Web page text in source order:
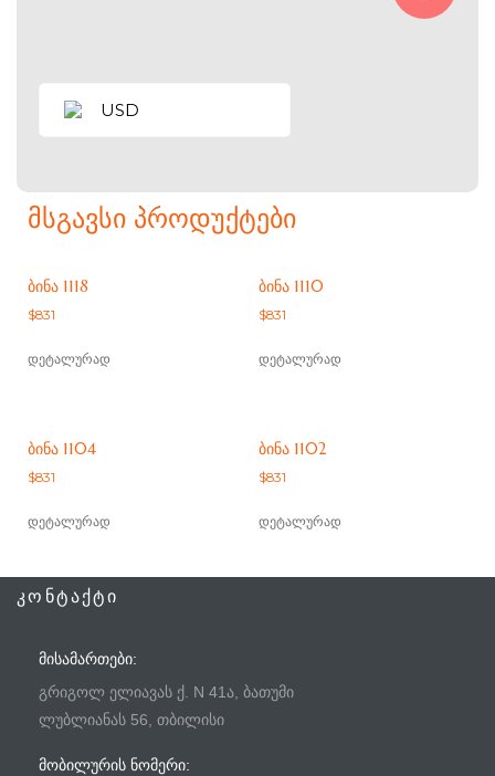
USD
ᲛᲡᲒᲐᲕᲡᲘ ᲞᲠᲝᲓᲣᲥᲢᲔᲑᲘ
ᲑᲘᲜᲐ 1118
$831
დეტალურად
ᲑᲘᲜᲐ 1110
$831
დეტალურად
ᲑᲘᲜᲐ 1104
$831
დეტალურად
ᲑᲘᲜᲐ 1102
$831
დეტალურად
ᲙᲝᲜᲢᲐᲥᲢᲘ
ᲛᲘᲡᲐᲛᲐᲠᲗᲔᲑᲘ:
გრიგოლ ელიავას ქ. N 41ა, ბათუმი
ლუბლიანას 56, თბილისი
ᲛᲝᲑᲘᲚᲣᲠᲘᲡ ᲜᲝᲛᲔᲠᲘ: